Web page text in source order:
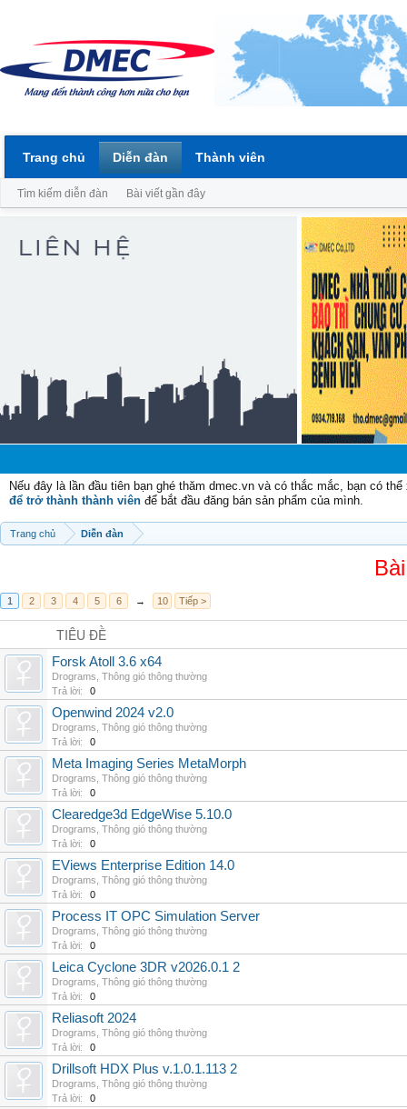
Nếu đây là lần đầu tiên bạn ghé thăm dmec.vn và có thắc mắc, bạn có
để trở thành thành viên để bắt đầu đăng bán sản phẩm của mình.
Trang chủ Diễn đàn
1 2 3 4 5 6 → 10 Tiếp >
TIÊU ĐỀ
Forsk Atoll 3.6 x64
Drograms Thông gió thông thường
Trả lời:
0
Openwind 2024 v2.0
Drograms Thông gió thông thường
Trả lời:
0
Meta Imaging Series MetaMorph
Drograms Thông gió thông thường
Trả lời:
0
Clearedge3d EdgeWise 5.10.0
Drograms Thông gió thông thường
Trả lời:
0
EViews Enterprise Edition 14.0
Drograms Thông gió thông thường
Trả lời:
0
Process IT OPC Simulation Server
Drograms Thông gió thông thường
Trả lời:
0
Leica Cyclone 3DR v2026.0.1 2
Drograms Thông gió thông thường
Trả lời:
0
Reliasoft 2024
Drograms Thông gió thông thường
Trả lời:
0
Drillsoft HDX Plus v.1.0.1.113 2
Drograms Thông gió thông thường
Trả lời:
0
Trang chủ Diễn đàn
Tìm kiếm diễn đàn Bài viết gần đây
Thành viên